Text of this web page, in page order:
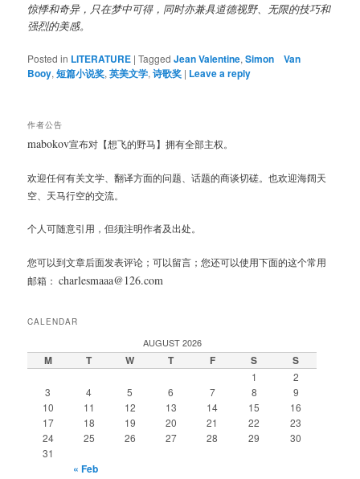
惊悸和奇异，只在梦中可得，同时亦兼具道德视野、无限的技巧和
强烈的美感。
Posted in LITERATURE |Tagged Jean Valentine,Simon Van
Booy,短篇小说奖,英美文学,诗歌奖 | Leave a reply
作者公告
mabokov宣布对【想飞的野马】拥有全部主权。
欢迎任何有关文学、翻译方面的问题、话题的商谈切磋。也欢迎海阔天
空、天马行空的交流。
个人可随意引用，但须注明作者及出处。
您可以到文章后面发表评论；可以留言；您还可以使用下面的这个常用
邮箱： charlesmaaa@126.com
CALENDAR
AUGUST 2026
M T W T F S S
1
2
3
4 5 6 7 8
9
10
11 12 13 14 15
16
17
18 19 20 21 22
23
24
25 26 27 28 29
30
31
« Feb